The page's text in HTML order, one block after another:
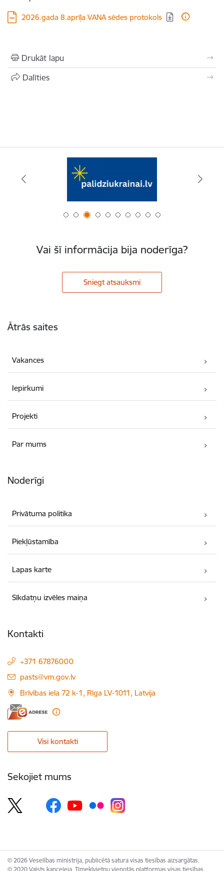
Lejupielādēt:
2026.gada 8.aprīļa VANA sēdes protokols
Drukāt lapu
Dalīties
Vai šī informācija bija noderīga?
Sniegt atsauksmi
Ātrās saites
Vakances
Iepirkumi
Projekti
Par mums
Noderīgi
Privātuma politika
Piekļūstamība
Lapas karte
Sīkdatņu izvēles maiņa
Kontakti
+371 67876000
E-pasts:
pasts@vm.gov.lv
Brīvības iela 72 k-1, Rīga LV-1011, Latvija
Visi kontakti
Sekojiet mums
© 2026 Veselības ministrija, publicētā satura visas tiesības aizsargātas.
© 2020 Valsts kanceleja, Tīmekļvietņu vienotās platformas visas tiesības